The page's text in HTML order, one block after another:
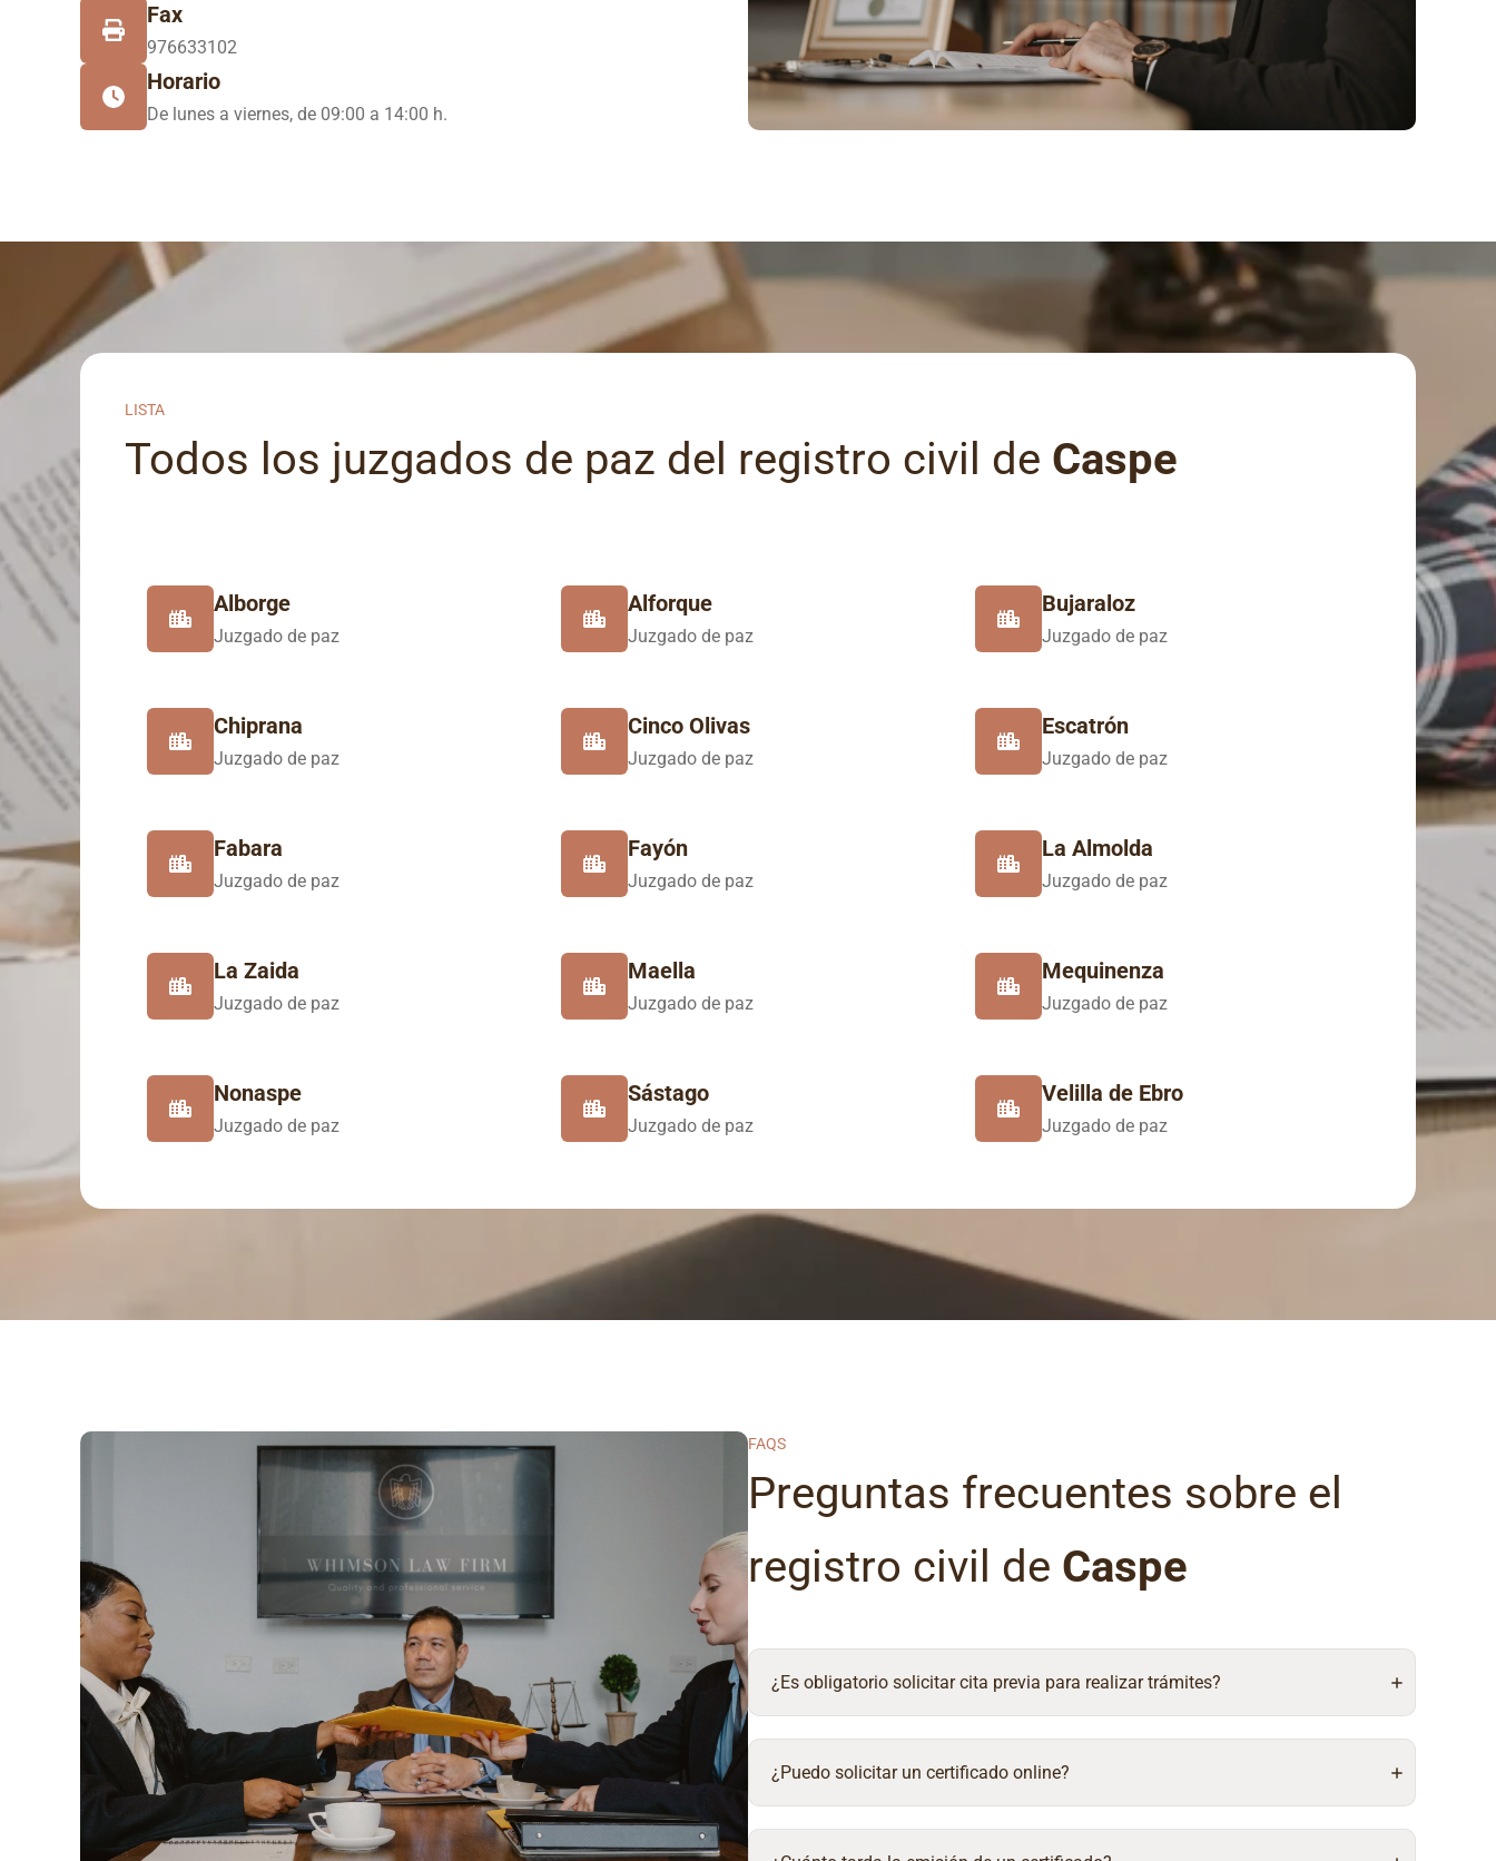
Fax
976633102
Horario
De lunes a viernes, de 09:00 a 14:00 h.
LISTA
Todos los juzgados de paz del registro civil de Caspe
Alborge
Juzgado de paz
Alforque
Juzgado de paz
Bujaraloz
Juzgado de paz
Chiprana
Juzgado de paz
Cinco Olivas
Juzgado de paz
Escatrón
Juzgado de paz
Fabara
Juzgado de paz
Fayón
Juzgado de paz
La Almolda
Juzgado de paz
La Zaida
Juzgado de paz
Maella
Juzgado de paz
Mequinenza
Juzgado de paz
Nonaspe
Juzgado de paz
Sástago
Juzgado de paz
Velilla de Ebro
Juzgado de paz
FAQS
Preguntas frecuentes sobre el
registro civil de Caspe
¿Es obligatorio solicitar cita previa para realizar trámites?
¿Puedo solicitar un certificado online?